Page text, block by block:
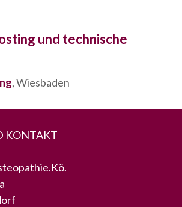
und technische
, Wiesbaden
KONTAKT